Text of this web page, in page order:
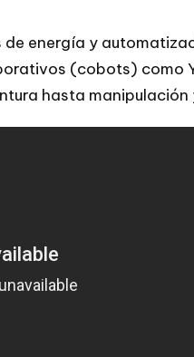
energía y
(cobots) como
hasta